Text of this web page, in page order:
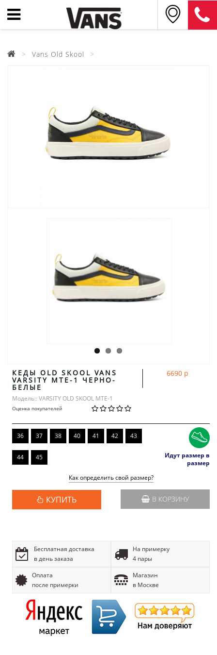
Vans Old Skool
КЕДЫ OLD SKOOL VANS
VARSITY MTE-1 ЧЕРНО-
БЕЛЫЕ
Модель:: VARSITY OLD SKOOL MTE-1
Оценка покупателей
6690 р
36 37 38 40 41 42 43
44 45
Идут размер в
размер
Как определить свой размер?
КУПИТЬ В КОРЗИНУ
Бесплатная доставка
в день заказа
На примерку
4 пары
Оплата
после примерки
Магазин
в Москве